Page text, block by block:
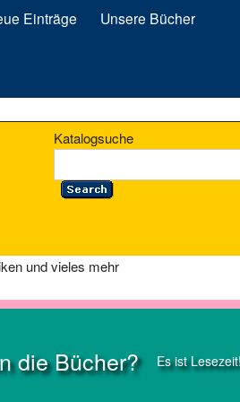
Einträge Unsere Bücher
Katalogsuche
und vieles mehr
die Bücher? Es ist